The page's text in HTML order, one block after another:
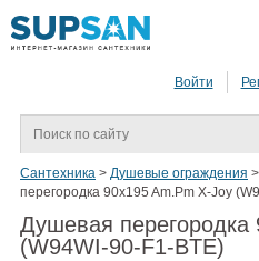
Войти
Сантехника > Душевые ограждения >
перегородка 90x195 Am.Pm X-Joy
Душевая перегородка
(W94WI-90-F1-BTE)